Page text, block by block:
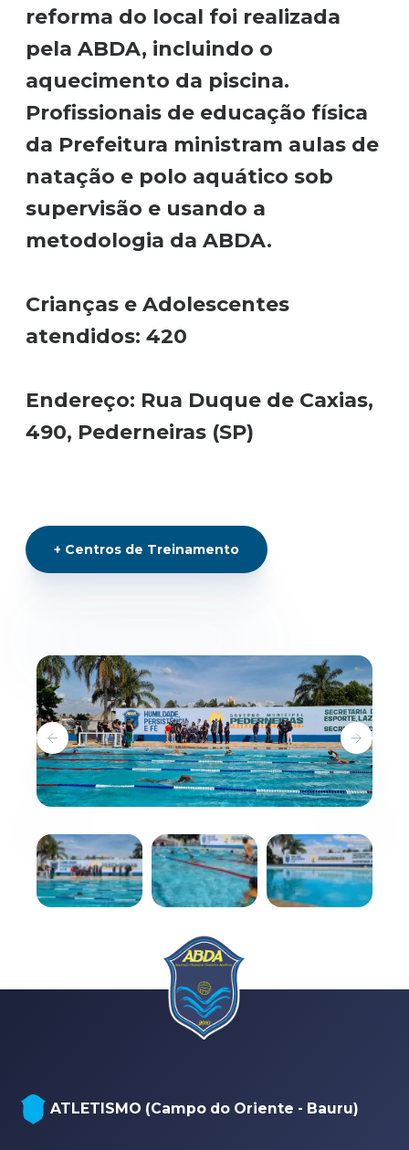
reforma do local foi realizada
pela ABDA, incluindo o
aquecimento da piscina.
Profissionais de educação física
da Prefeitura ministram aulas de
natação e polo aquático sob
supervisão e usando a
metodologia da ABDA.
Crianças e Adolescentes
atendidos: 420
Endereço: Rua Duque de Caxias,
490, Pederneiras (SP)
+ Centros de Treinamento
NATAÇÃO, PARANATAÇÃO E POLO
AQUÁTICO (Arena - sede Bauru)